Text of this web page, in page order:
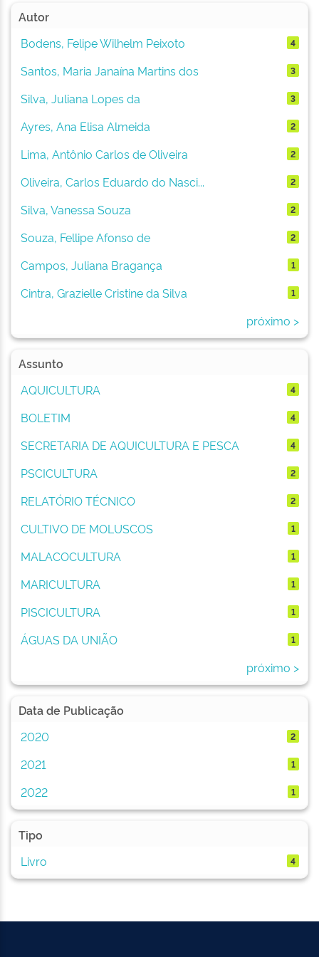
Autor
Bodens, Felipe Wilhelm Peixoto
4
Santos, Maria Janaína Martins dos 3
Silva, Juliana Lopes da 3
Ayres, Ana Elisa Almeida 2
Lima, Antônio Carlos de Oliveira 2
Oliveira, Carlos Eduardo do Nasci... 2
Silva, Vanessa Souza 2
Souza, Fellipe Afonso de 2
Campos, Juliana Bragança 1
Cintra, Grazielle Cristine da Silva 1
próximo >
Assunto
AQUICULTURA
4
BOLETIM 4
SECRETARIA DE AQUICULTURA E PESCA 4
PSCICULTURA 2
RELATÓRIO TÉCNICO 2
CULTIVO DE MOLUSCOS 1
MALACOCULTURA 1
MARICULTURA 1
PISCICULTURA 1
ÁGUAS DA UNIÃO 1
próximo >
Data de Publicação
2020
2
2021 1
2022 1
Tipo
Livro
4